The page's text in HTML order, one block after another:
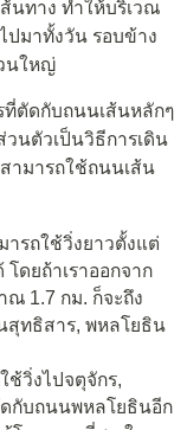
นทาง ทำให้บริเวณ
ปมาทั้งวัน รอบข้าง
นใหญ่
ที่ตัดกับถนนเส้นหลักๆ
วนตัวเป็นวิธีการเดิน
ามารถใช้ถนนเส้น
ารถใช้วิ่งยาวตั้งแต่
ดยถ้าเราออกจาก
ณ 1.7 กม. ก็จะถึง
สุทธิสาร, พหลโยธิน
ช้วิ่งไปจตุจักร,
ดกับถนนพหลโยธินอีก